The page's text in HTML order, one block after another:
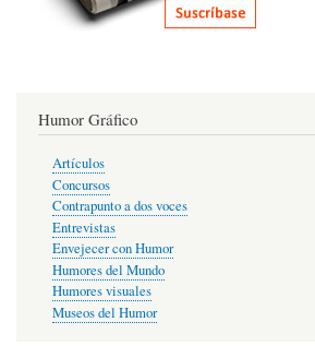
Humor Gráfico
Artículos
Concursos
Contrapunto a dos voces
Entrevistas
Envejecer con Humor
Humores del Mundo
Humores visuales
Museos del Humor